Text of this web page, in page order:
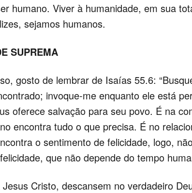
humano. Viver à humanidade, em sua
sejamos humanos.
SUPREMA
gosto de lembrar de Isaías 55.6:
invoque-me enquanto ele está
oferece salvação para seu povo. É na
encontra tudo o que precisa. É no
o sentimento de felicidade, logo,
que não depende do tempo
Cristo, descansem no verdadeiro